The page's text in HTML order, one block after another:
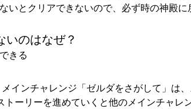
いとクリアできないので、必ず時の神殿
いのはなぜ？
きる
インチャレンジ「ゼルダをさがして」は
ーリーを進めていくと他のメインチャレ